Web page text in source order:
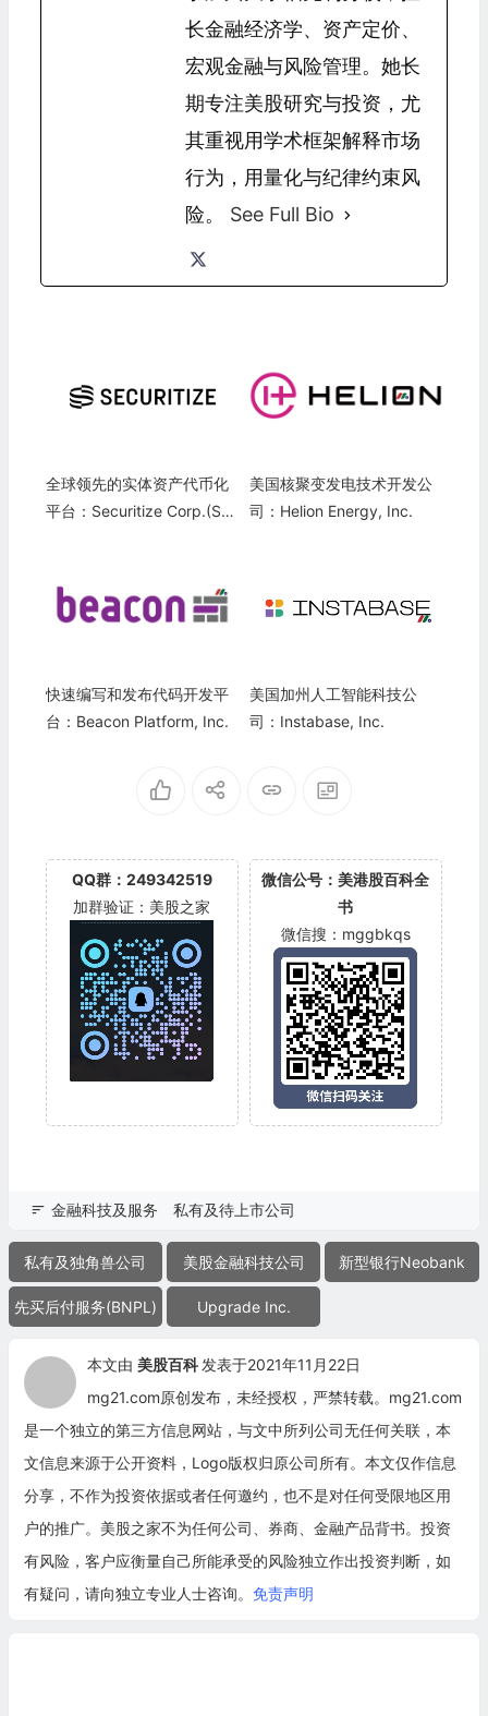
长金融经济学、资产定价、
宏观金融与风险管理。她长
期专注美股研究与投资，尤
其重视用学术框架解释市场
行为，用量化与纪律约束风
险。 See Full Bio
全球领先的实体资产代币化
平台：Securitize Corp.(SE
美国核聚变发电技术开发公
司：Helion Energy, Inc.
快速编写和发布代码开发平
台：Beacon Platform, Inc.
美国加州人工智能科技公
司：Instabase, Inc.
QQ群：249342519
加群验证：美股之家
微信公号：美港股百科全
书
微信搜：mggbkqs
金融科技及服务 私有及待上市公司
私有及独角兽公司 美股金融科技公司 新型银行Neobank
先买后付服务(BNPL) Upgrade Inc.
本文由 美股百科 发表于2021年11月22日
mg21.com原创发布，未经授权，严禁转载。mg21.com
是一个独立的第三方信息网站，与文中所列公司无任何关联，本
文信息来源于公开资料，Logo版权归原公司所有。本文仅作信息
分享，不作为投资依据或者任何邀约，也不是对任何受限地区用
户的推广。美股之家不为任何公司、券商、金融产品背书。投资
有风险，客户应衡量自己所能承受的风险独立作出投资判断，如
有疑问，请向独立专业人士咨询。 免责声明